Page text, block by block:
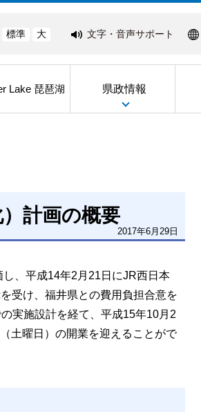
標準 大 文字・音声サポート
Lake 琵琶湖 県政情報
計画の概要
2017年6月29日
、平成14年2月21日にJR西日本
受け、福井県との費用負担合意を
実施設計を経て、平成15年10月2
土曜日）の開業を迎えることがで